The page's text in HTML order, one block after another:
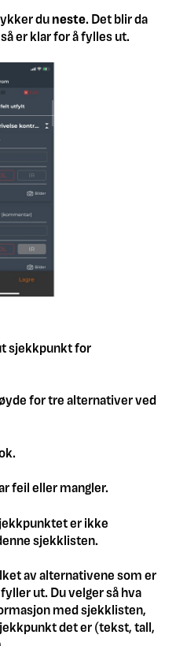
duneste. Det blir da
er klar for å fylles ut.
sjekkpunkt for
for tre alternativer ved
feil eller mangler.
er ikke
sjekklisten.
av alternativene som er
ut. Du velger så hva
med sjekklisten,
det er (tekst, tall,